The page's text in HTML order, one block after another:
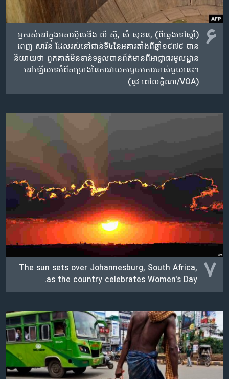
۶
(ពី​ឆ្វេង​ទៅ​ស្តាំ) អ្នក​រស់​នៅ​ក្នុង​អគារ​ប៊ូលឌីង លី​ ស៊ូ, សំ សុខន,
ពេញ​ សារិន ដែល​រស់​នៅ​ជាន់​ទី​៤​នៃ​អគារ​តាំង​ពី​ឆ្នាំ​១៩៧៩ បាន​
និយាយ​ថា​ ពួក​គាត់​មិន​ទាន់​ទទួល​បាន​ព័ត៌មាន​​ពី​អាជ្ញាធរ​មូលដ្ឋាន​
នៅ​ឡើយ​ទេ​អំពី​គម្រោង​នៃ​ការ​វាយ​កម្ទេច​អគារ​ចាស់​មួយ​នេះ។
(នូវ ពៅលក្ខិណា/VOA)
۷ The sun sets over Johannesburg, South Africa,
as the country celebrates Women's Day.